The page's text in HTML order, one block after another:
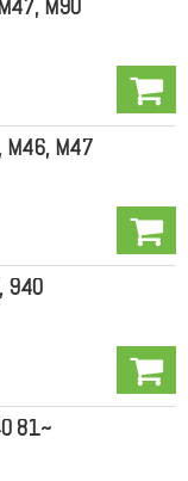
M90
M46, M47
940
81~